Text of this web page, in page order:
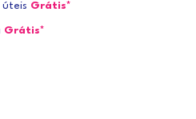
úteis Grátis*
Grátis*